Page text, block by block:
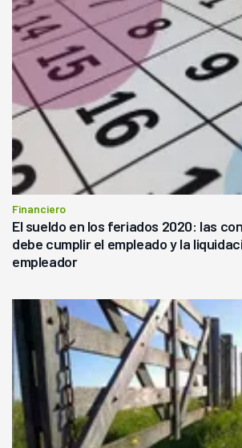
Financiero
El sueldo en los feriados 2020: las
debe cumplir el empleado y la
empleador